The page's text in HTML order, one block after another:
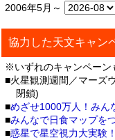
2006年5月～
協力した天文キャン
※いずれのキャンペーン
■火星観測週間／マーズ
閉鎖)
■めざせ1000万人！みん
■みんなで日食マップを
■惑星で星空視力大実験